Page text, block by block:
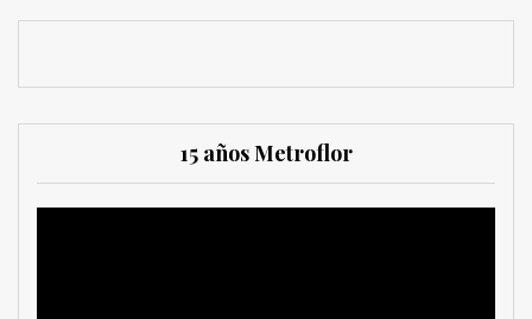
15 años Metroflor